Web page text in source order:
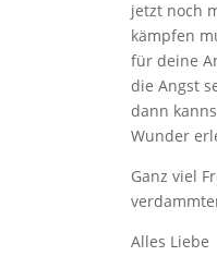
jetzt noch
kämpfen
für deine
die Angst
dann
Wunder
Ganz viel
Alles Liebe